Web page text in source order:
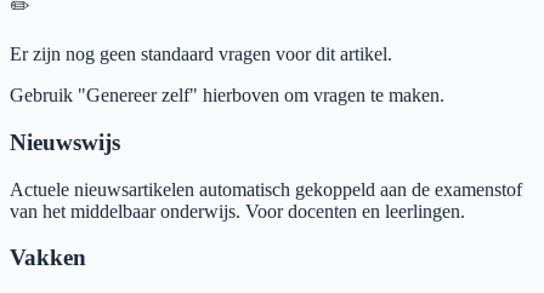
✏️
Er zijn nog geen standaard vragen voor dit artikel.
Gebruik "Genereer zelf" hierboven om vragen te maken.
Nieuwswijs
Actuele nieuwsartikelen automatisch gekoppeld aan de examenstof
van het middelbaar onderwijs. Voor docenten en leerlingen.
Vakken